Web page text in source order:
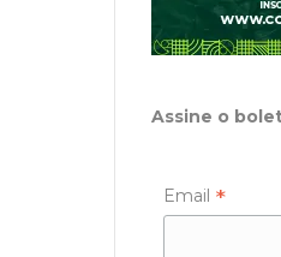
Assine o
Email *